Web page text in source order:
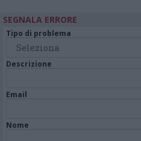
SEGNALA ERRORE
Tipo di problema
Descrizione
Email
Nome